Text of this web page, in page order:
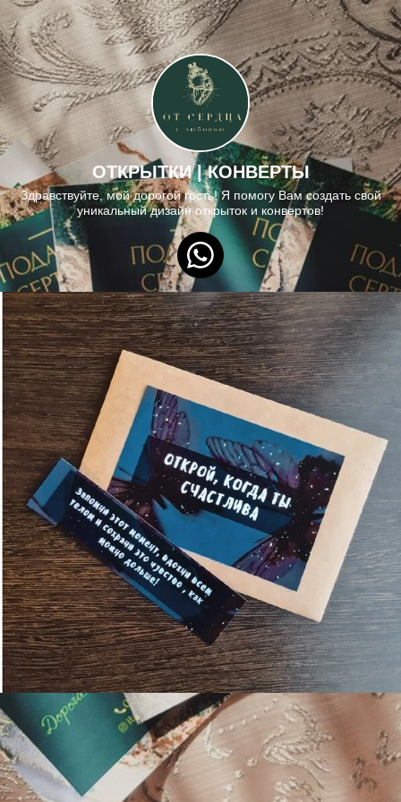
ОТКРЫТКИ | КОНВЕРТЫ
Здравствуйте, мой дорогой гость! Я помогу Вам создать свой
уникальный дизайн открыток и конвертов!